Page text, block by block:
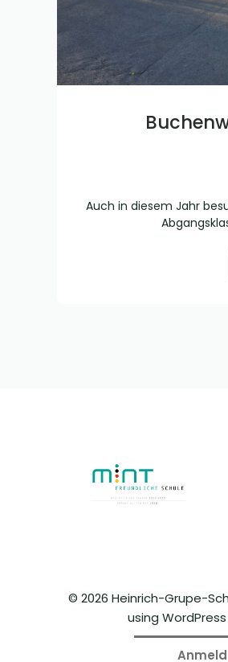
Auch in diesem Jahr
© 2026 Heinrich-Grupe-
using